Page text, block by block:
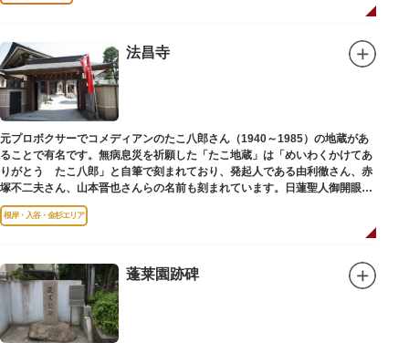
法昌寺
元プロボクサーでコメディアンのたこ八郎さん（1940～1985）の地蔵があ
ることで有名です。無病息災を祈願した「たこ地蔵」は「めいわくかけてあ
りがとう たこ八郎」と自筆で刻まれており、発起人である由利徹さん、赤
塚不二夫さん、山本晋也さんらの名前も刻まれています。日蓮聖人御開眼の
毘沙門天を奉安しています。
根岸・入谷・金杉エリア
蓬莱園跡碑